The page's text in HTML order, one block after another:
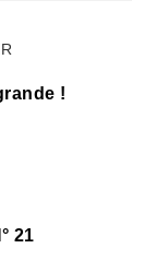
!
21